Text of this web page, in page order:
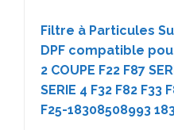
Filtre à Particules
DPF compatible pour
2 COUPE F22 F87
SERIE 4 F32 F82 F33
F25-18308508993